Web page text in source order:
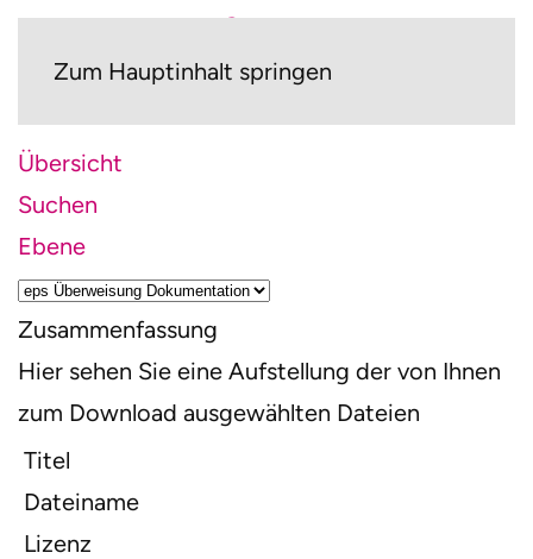
Zum Hauptinhalt springen
Übersicht
Suchen
Ebene
Zusammenfassung
Hier sehen Sie eine Aufstellung der von Ihnen
zum Download ausgewählten Dateien
Titel
Dateiname
Lizenz